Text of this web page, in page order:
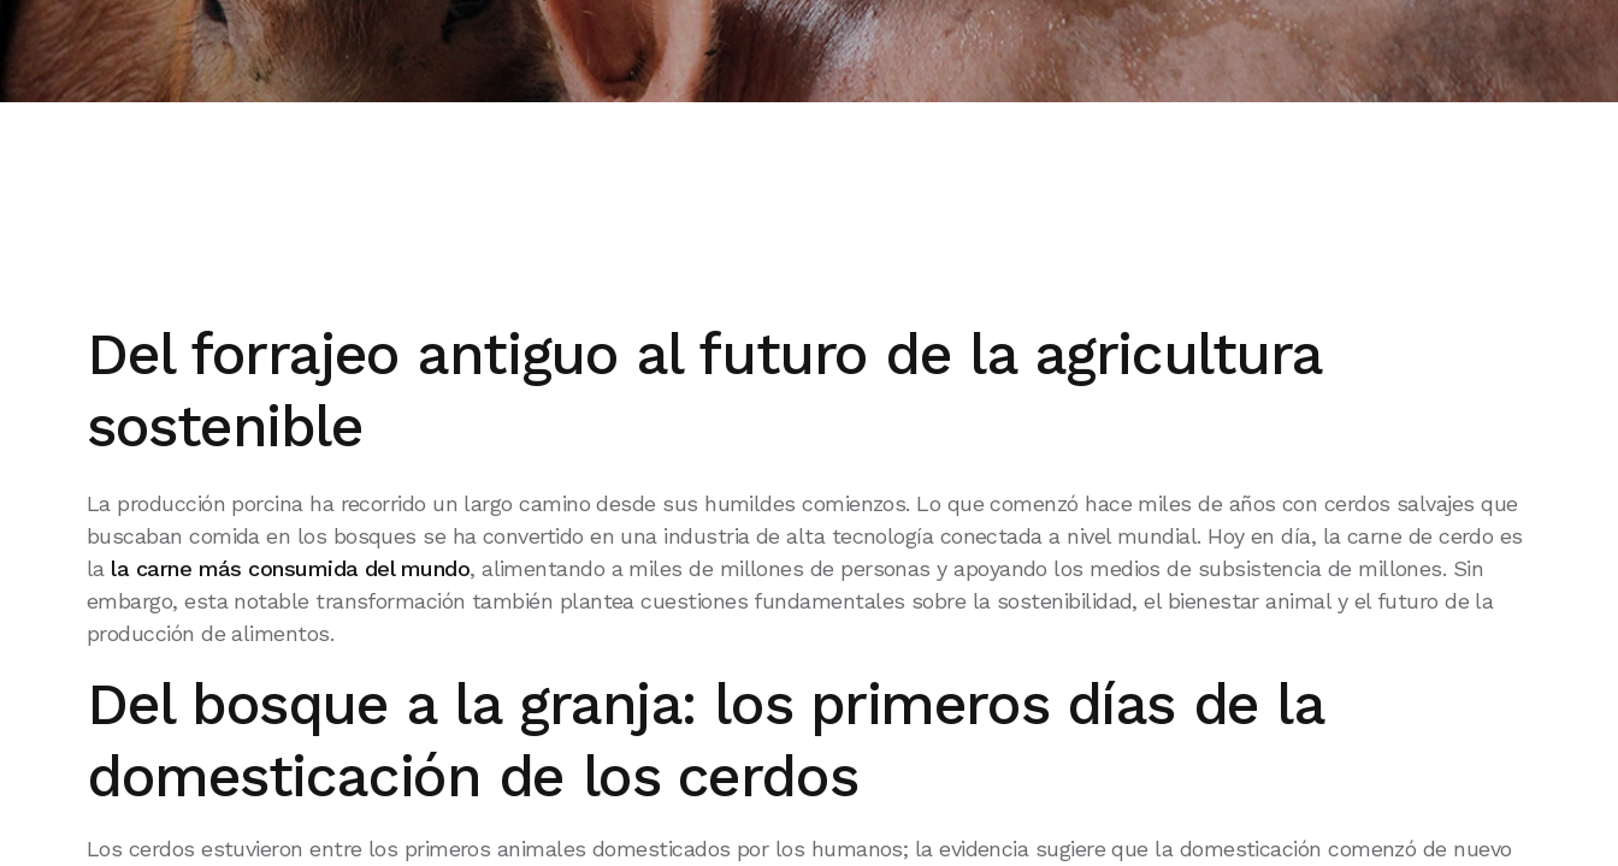
Del forrajeo antiguo al futuro de la agricultura
sostenible
La producción porcina ha recorrido un largo camino desde sus humildes comienzos. Lo que comenzó hace miles de años con cerdos salvajes que
buscaban comida en los bosques se ha convertido en una industria de alta tecnología conectada a nivel mundial. Hoy en día, la carne de cerdo es
la la carne más consumida del mundo, alimentando a miles de millones de personas y apoyando los medios de subsistencia de millones. Sin
embargo, esta notable transformación también plantea cuestiones fundamentales sobre la sostenibilidad, el bienestar animal y el futuro de la
producción de alimentos.
Del bosque a la granja: los primeros días de la
domesticación de los cerdos
Los cerdos estuvieron entre los primeros animales domesticados por los humanos; la evidencia sugiere que la domesticación comenzó de nuevo